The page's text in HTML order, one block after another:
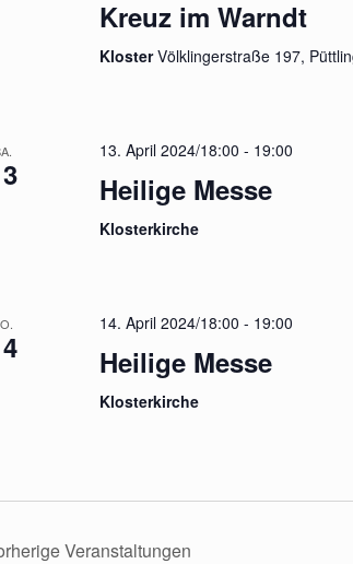
Kreuz im Warndt
KlosterVölklingerstraße 197,
13. April 2024/18:00 - 19:00
Heilige Messe
Klosterkirche
14. April 2024/18:00 - 19:00
Heilige Messe
Klosterkirche
Veranstaltungen